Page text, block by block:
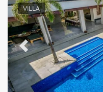
VILLA
Previous